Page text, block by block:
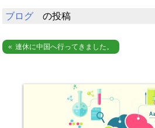
ブログ の投稿
投 連休に中国へ行ってきました。